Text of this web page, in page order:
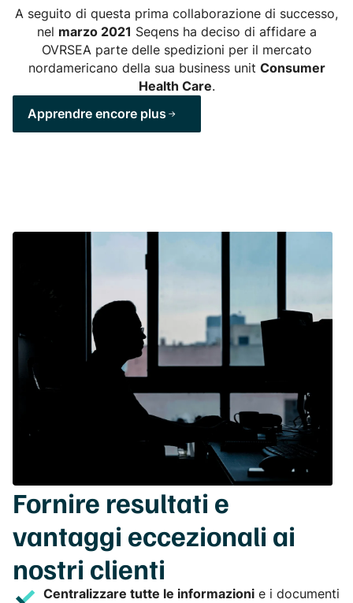
A seguito di questa prima collaborazione di successo,
nel marzo 2021 Seqens ha deciso di affidare a
OVRSEA parte delle spedizioni per il mercato
nordamericano della sua business unit Consumer
Health Care.
Apprendre encore plus
Fornire resultati e
vantaggi eccezionali ai
nostri clienti
Centralizzare tutte le informazioni e i documenti